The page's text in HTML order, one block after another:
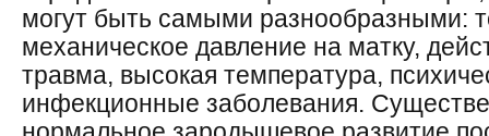
могут быть самыми разнообразными:
механическое давление на матку,
травма, высокая температура,
инфекционные заболевания.